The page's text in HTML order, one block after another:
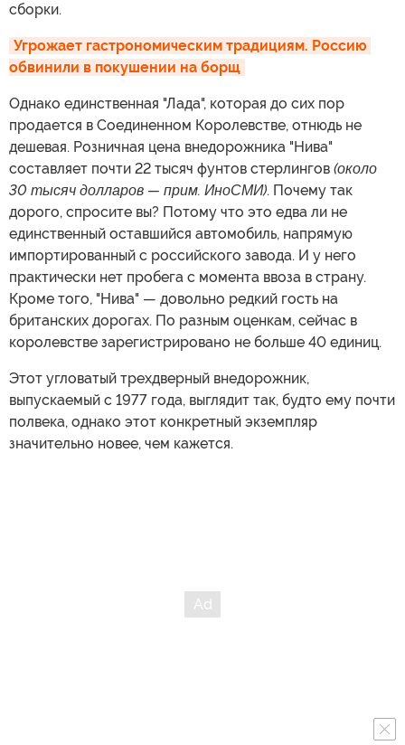
сборки.
Угрожает гастрономическим традициям. Россию
обвинили в покушении на борщ
Однако единственная "Лада", которая до сих пор
продается в Соединенном Королевстве, отнюдь не
дешевая. Розничная цена внедорожника "Нива"
составляет почти 22 тысяч фунтов стерлингов (около
30 тысяч долларов — прим. ИноСМИ). Почему так
дорого, спросите вы? Потому что это едва ли не
единственный оставшийся автомобиль, напрямую
импортированный с российского завода. И у него
практически нет пробега с момента ввоза в страну.
Кроме того, "Нива" — довольно редкий гость на
британских дорогах. По разным оценкам, сейчас в
королевстве зарегистрировано не больше 40 единиц.
Этот угловатый трехдверный внедорожник,
выпускаемый с 1977 года, выглядит так, будто ему почти
полвека, однако этот конкретный экземпляр
значительно новее, чем кажется.